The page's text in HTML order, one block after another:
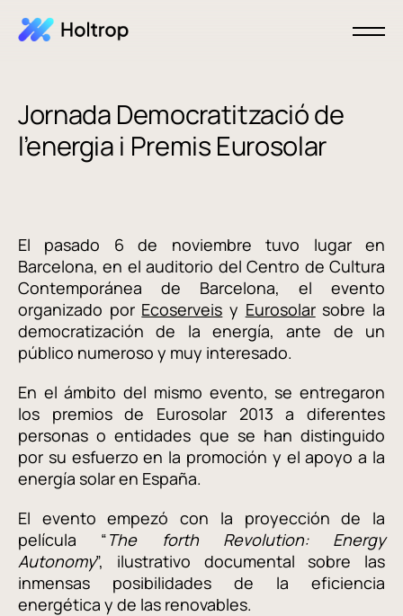
Jornada Democratització de
l’energia i Premis Eurosolar
El pasado 6 de noviembre tuvo lugar en
Barcelona, en el auditorio del Centro de Cultura
Contemporánea de Barcelona, el evento
organizado por Ecoserveis y Eurosolarsobre la
democratización de la energía, ante de un
público numeroso y muy interesado.
En el ámbito del mismo evento, se entregaron
los premios de Eurosolar 2013 a diferentes
personas o entidades que se han distinguido
por su esfuerzo en la promoción y el apoyo a la
energía solar en España.
El evento empezó con la proyección de la
película “The forth Revolution: Energy
Autonomy”, ilustrativo documental sobre las
inmensas posibilidades de la eficiencia
energética y de las renovables.